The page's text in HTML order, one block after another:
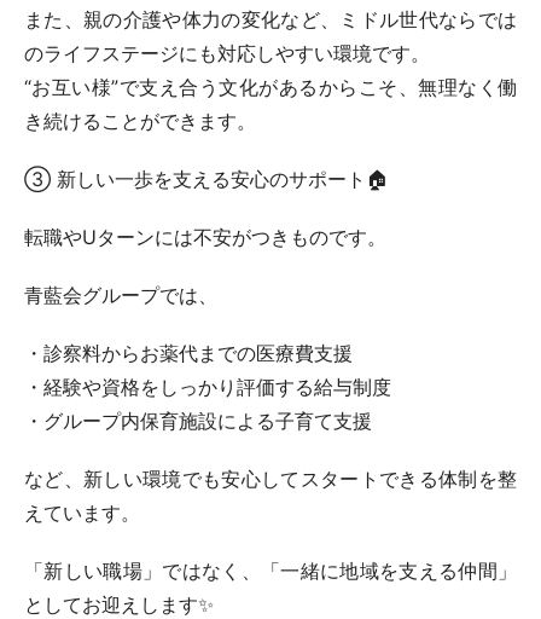
また、親の介護や体力の変化など、ミドル世代ならでは
のライフステージにも対応しやすい環境です。
“お互い様”で支え合う文化があるからこそ、無理なく働
き続けることができます。
③ 新しい一歩を支える安心のサポート🏠
転職やUターンには不安がつきものです。
青藍会グループでは、
・診察料からお薬代までの医療費支援
・経験や資格をしっかり評価する給与制度
・グループ内保育施設による子育て支援
など、新しい環境でも安心してスタートできる体制を整
えています。
「新しい職場」ではなく、「一緒に地域を支える仲間」
としてお迎えします✨